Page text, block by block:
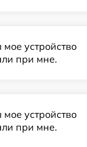
мое устройство
при мне.
мое устройство
при мне.